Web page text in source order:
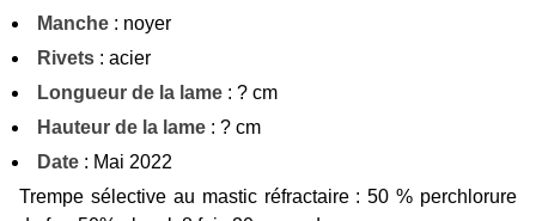
Manche : noyer
Rivets : acier
Longueur de la lame : ? cm
Hauteur de la lame : ? cm
Date : Mai 2022
Trempe sélective au mastic réfractaire : 50 % perchlorure